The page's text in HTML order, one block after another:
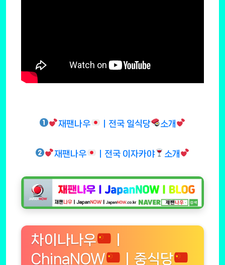
재팬나우 ㅣ전국 일식당 소개
재팬나우 ㅣ전국 이자카야 소개
차이나나우
ChinaNOW
ㅣ중식당